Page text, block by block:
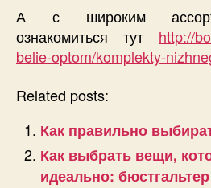
А с широким
ознакомиться тут http://
belie-optom/komplekty-
Related posts:
Как правильно
Как выбрать вещи,
идеально: бюстгальтер